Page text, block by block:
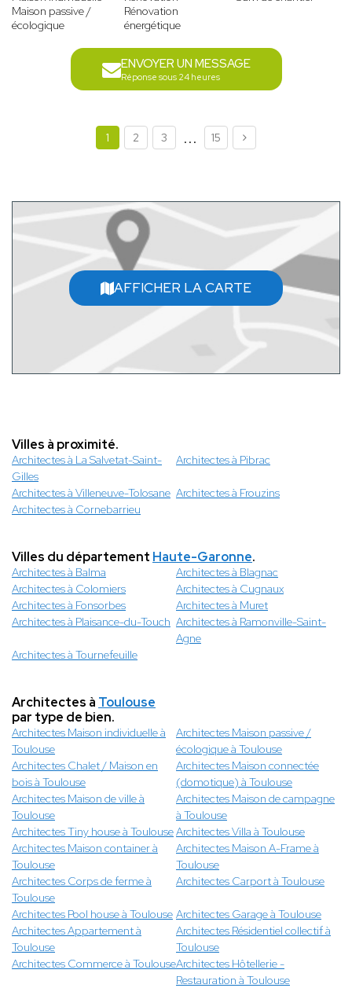
Maison passive /
écologique
Rénovation
énergétique
ENVOYER UN MESSAGE
Réponse sous 24 heures
1 2 3 ... 15
AFFICHER LA CARTE
Villes à proximité.
Architectes à La Salvetat-Saint-
Gilles
Architectes à Pibrac
Architectes à Villeneuve-Tolosane Architectes à Frouzins
Architectes à Cornebarrieu
Villes du département Haute-Garonne.
Architectes à Balma
Architectes à Blagnac
Architectes à Colomiers
Architectes à Cugnaux
Architectes à Fonsorbes
Architectes à Muret
Architectes à Plaisance-du-Touch Architectes à Ramonville-Saint-
Agne
Architectes à Tournefeuille
Architectes à Toulouse
par type de bien.
Architectes Maison individuelle à
Toulouse
Architectes Maison passive /
écologique à Toulouse
Architectes Chalet / Maison en
bois à Toulouse
Architectes Maison connectée
(domotique) à Toulouse
Architectes Maison de ville à
Toulouse
Architectes Maison de campagne
à Toulouse
Architectes Tiny house à ToulouseArchitectes Villa à Toulouse
Architectes Maison container à
Toulouse
Architectes Maison A-Frame à
Toulouse
Architectes Corps de ferme à
Toulouse
Architectes Carport à Toulouse
Architectes Pool house à Toulouse Architectes Garage à Toulouse
Architectes Appartement à
Toulouse
Architectes Résidentiel collectif à
Toulouse
Architectes Commerce à ToulouseArchitectes Hôtellerie -
Restauration à Toulouse